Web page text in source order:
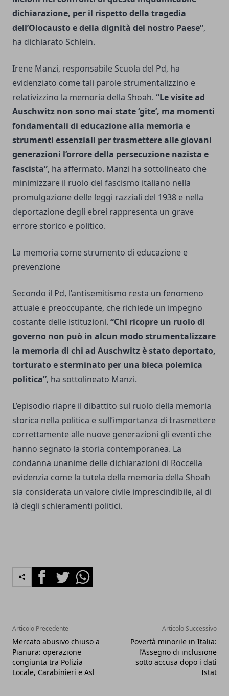
dichiarazione, per il rispetto della tragedia
dell’Olocausto e della dignità del nostro Paese”,
ha dichiarato Schlein.
Irene Manzi, responsabile Scuola del Pd, ha
evidenziato come tali parole strumentalizzino e
relativizzino la memoria della Shoah. “Le visite ad
Auschwitz non sono mai state ‘gite’, ma momenti
fondamentali di educazione alla memoria e
strumenti essenziali per trasmettere alle giovani
generazioni l’orrore della persecuzione nazista e
fascista”, ha affermato. Manzi ha sottolineato che
minimizzare il ruolo del fascismo italiano nella
promulgazione delle leggi razziali del 1938 e nella
deportazione degli ebrei rappresenta un grave
errore storico e politico.
La memoria come strumento di educazione e
prevenzione
Secondo il Pd, l’antisemitismo resta un fenomeno
attuale e preoccupante, che richiede un impegno
costante delle istituzioni. “Chi ricopre un ruolo di
governo non può in alcun modo strumentalizzare
la memoria di chi ad Auschwitz è stato deportato,
torturato e sterminato per una bieca polemica
politica”, ha sottolineato Manzi.
L’episodio riapre il dibattito sul ruolo della memoria
storica nella politica e sull’importanza di trasmettere
correttamente alle nuove generazioni gli eventi che
hanno segnato la storia contemporanea. La
condanna unanime delle dichiarazioni di Roccella
evidenzia come la tutela della memoria della Shoah
sia considerata un valore civile imprescindibile, al di
là degli schieramenti politici.
FacebookTwitterWhatsapp
Articolo Precedente
Mercato abusivo chiuso a
Pianura: operazione
congiunta tra Polizia
Locale, Carabinieri e Asl
Articolo Successivo
Povertà minorile in Italia:
l’Assegno di inclusione
sotto accusa dopo i dati
Istat